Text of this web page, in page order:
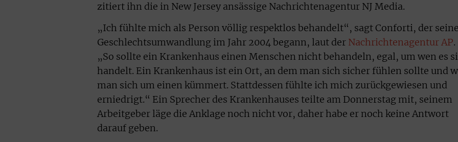
zitiert ihn die in New Jersey ansässige Nachrichtenagentur NJ Media.
„Ich fühlte mich als Person völlig respektlos behandelt“, sagt Conforti, der
Geschlechtsumwandlung im Jahr 2004 begann, laut der Nachrichtenagentur AP.
„So sollte ein Krankenhaus einen Menschen nicht behandeln, egal, um wen es
handelt. Ein Krankenhaus ist ein Ort, an dem man sich sicher fühlen sollte und
man sich um einen kümmert. Stattdessen fühlte ich mich zurückgewiesen und
erniedrigt.“ Ein Sprecher des Krankenhauses teilte am Donnerstag mit, seinem
Arbeitgeber läge die Anklage noch nicht vor, daher habe er noch keine Antwort
darauf geben.